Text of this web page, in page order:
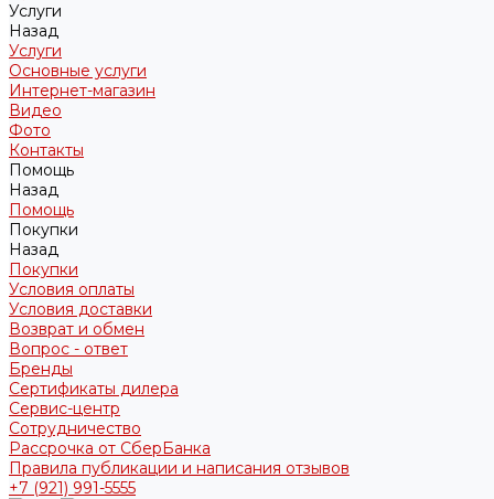
Услуги
Назад
Услуги
Основные услуги
Интернет-магазин
Видео
Фото
Контакты
Помощь
Назад
Помощь
Покупки
Назад
Покупки
Условия оплаты
Условия доставки
Возврат и обмен
Вопрос - ответ
Бренды
Сертификаты дилера
Сервис-центр
Сотрудничество
Рассрочка от СберБанка
Правила публикации и написания отзывов
+7 (921) 991-5555